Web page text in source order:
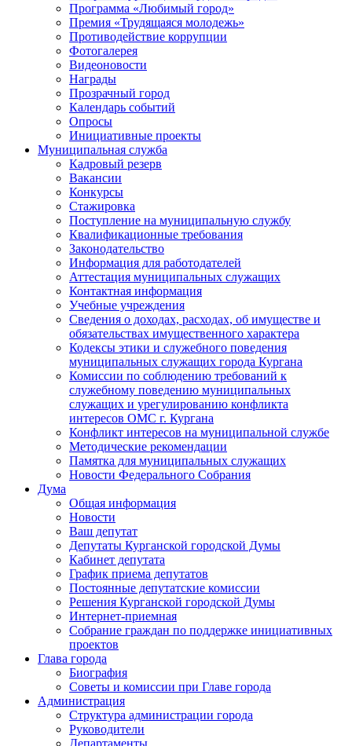
Программа «Любимый город»
Премия «Трудящаяся молодежь»
Противодействие коррупции
Фотогалерея
Видеоновости
Награды
Прозрачный город
Календарь событий
Опросы
Инициативные проекты
Муниципальная служба
Кадровый резерв
Вакансии
Конкурсы
Стажировка
Поступление на муниципальную службу
Квалификационные требования
Законодательство
Информация для работодателей
Аттестация муниципальных служащих
Контактная информация
Учебные учреждения
Сведения о доходах, расходах, об имуществе и
обязательствах имущественного характера
Кодексы этики и служебного поведения
муниципальных служащих города Кургана
Комиссии по соблюдению требований к
служебному поведению муниципальных
служащих и урегулированию конфликта
интересов ОМС г. Кургана
Конфликт интересов на муниципальной службе
Методические рекомендации
Памятка для муниципальных служащих
Новости Федерального Cобрания
Дума
Общая информация
Новости
Ваш депутат
Депутаты Курганской городской Думы
Кабинет депутата
График приема депутатов
Постоянные депутатские комиссии
Решения Курганской городской Думы
Интернет-приемная
Собрание граждан по поддержке инициативных
проектов
Глава города
Биография
Советы и комиссии при Главе города
Администрация
Структура администрации города
Руководители
Департаменты